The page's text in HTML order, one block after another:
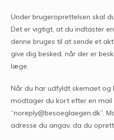
Under brugeroprettelsen skal
Det er vigtigt, at du indtaster
denne bruges til at sende et
give dig besked, når der er
læge.
Når du har udfyldt skemaet og
modtager du kort efter en mail
“noreply@besoeglaegen.dk”.
adresse du angav, da du